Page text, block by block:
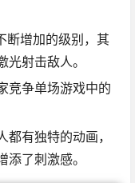
增加的级别，其
射击敌人。
争单场游戏中的
有独特的动画，
了刺激感。